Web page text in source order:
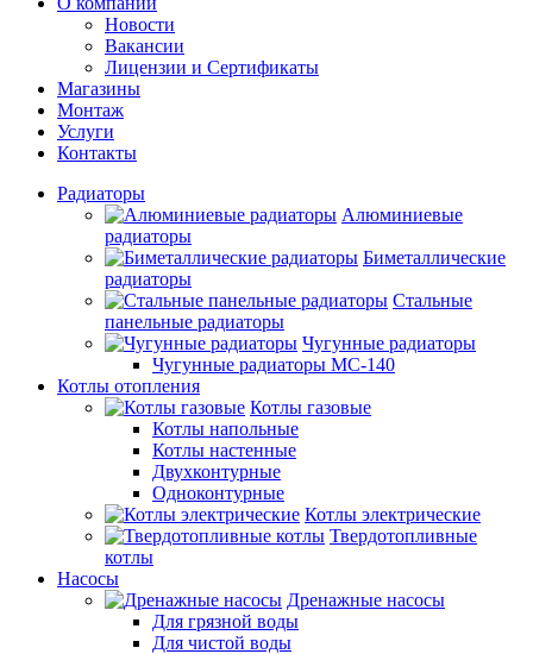
Новости
Вакансии
Лицензии и Сертификаты
Магазины
Монтаж
Услуги
Контакты
Радиаторы
Алюминиевые
радиаторы
Биметаллические
радиаторы
Стальные
панельные радиаторы
Чугунные радиаторы
Чугунные радиаторы МС-140
Котлы отопления
Котлы газовые
Котлы напольные
Котлы настенные
Двухконтурные
Одноконтурные
Котлы электрические
Твердотопливные
котлы
Насосы
Дренажные насосы
Для грязной воды
Для чистой воды